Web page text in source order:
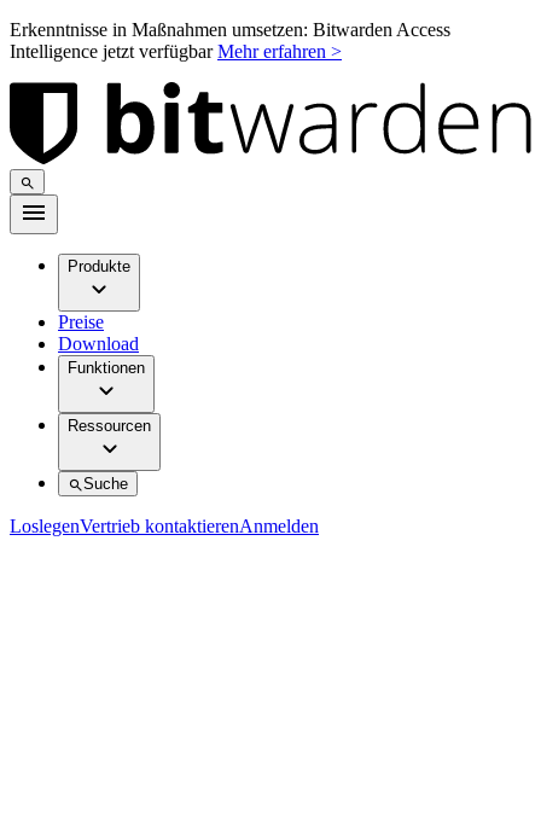
Erkenntnisse in Maßnahmen umsetzen: Bitwarden Access
Intelligence jetzt verfügbarMehr erfahren >
Produkte
Preise
Download
Funktionen
Ressourcen
Suche
LoslegenVertrieb kontaktierenAnmelden